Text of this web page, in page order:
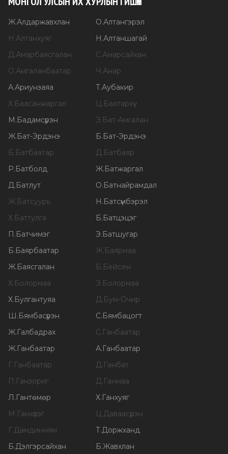
Ж.Алдаржавхлан О.Алтангэрэл
Н.Алтанхуяг Н.Алтаншагай
Д.Амарбаясгалан С.Амарсайхан
О.Амгаланбаатар Ч.Анар
А.Ариунзаяа Т.Аубакир
Х.Баасанжаргал Ц.Баатархүү
М.Бадамсүрэн Э.Бат-Амгалан
Ж.Бат-Эрдэнэ Б.Бат-Эрдэнэ
Б.Батбаатар Д.Батбаяр
Р.Батболд Ж.Батжаргал
Д.Батлут О.Батнайрамдал
Ж.Батсуурь Н.Батсүмбэрэл
Х.Баттулга Б.Батцэцэг
П.Батчимэг Э.Батшугар
Б.Баярбаатар Ж.Баярмаа
Ж.Баясгалан Б.Бейсен
Х.Болормаа Э.Болормаа
Х.Булгантуяа Д.Бум-Очир
Ш.Бямбасүрэн С.Бямбацогт
Ж.Галбадрах С.Ганбаатар
Ж.Ганбаатар А.Ганбаатар
Г.Ганбаатар Д.Ганбат
П.Ганзориг Д.Ганмаа
Л.Гантөмөр Х.Ганхуяг
М.Ганхүлэг Ц.Даваасүрэн
Г.Дамдинням Т.Доржханд
Б.Дэлгэрсайхан Б.Жавхлан